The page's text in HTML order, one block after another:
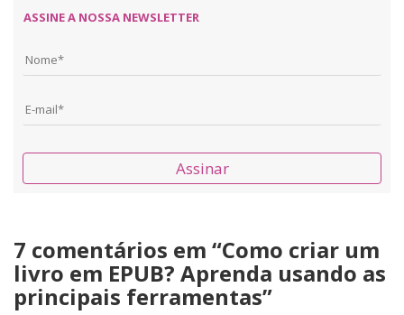
ASSINE A NOSSA NEWSLETTER
Assinar
7 comentários em “Como criar um
livro em EPUB? Aprenda usando as
principais ferramentas”